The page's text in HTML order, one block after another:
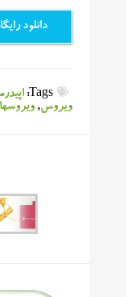
دانلود
Tags:
ویروس,